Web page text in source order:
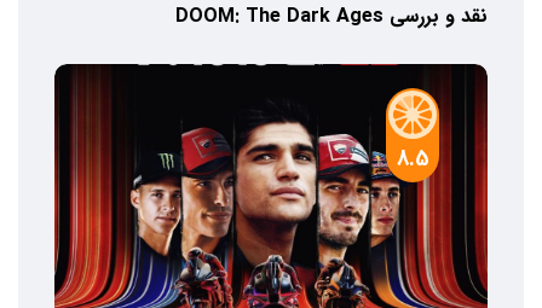
نقد و بررسی DOOM: The Dark Ages
8.5